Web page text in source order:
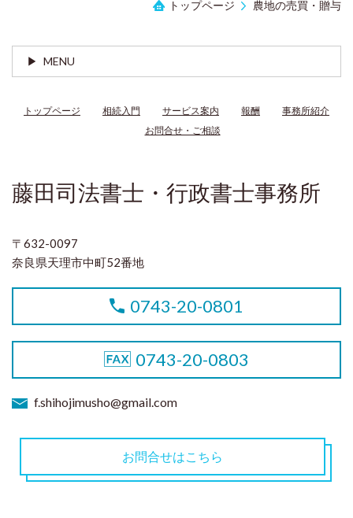
トップページ 農地の売買・贈与
MENU
トップページ 相続入門 サービス案内 報酬
事務所紹介
お問合せ・ご相談
藤田司法書士・行政書士事務所
〒632-0097
奈良県天理市中町52番地
0743-20-0801
0743-20-0803
f.shihojimusho@gmail.com
お問合せはこちら